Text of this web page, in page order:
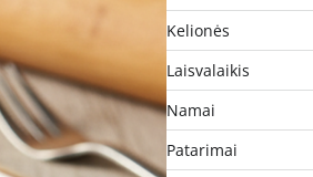
Kelionės
Laisvalaikis
Namai
Patarimai